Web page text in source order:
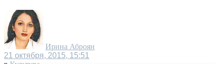
Ирина Аброян
21 октября, 2015, 15:51